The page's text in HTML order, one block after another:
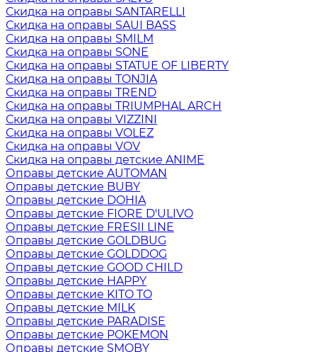
Скидка на оправы SANTARELLI
Скидка на оправы SAUI BASS
Скидка на оправы SMILM
Скидка на оправы SONE
Скидка на оправы STATUE OF LIBERTY
Скидка на оправы TONJIA
Скидка на оправы TREND
Скидка на оправы TRIUMPHAL ARCH
Скидка на оправы VIZZINI
Скидка на оправы VOLEZ
Скидка на оправы VOV
Скидка на оправы детские ANIME
Оправы детские AUTOMAN
Оправы детские BUBY
Оправы детские DOHIA
Оправы детские FIORE D'ULIVO
Оправы детские FRESII LINE
Оправы детские GOLDBUG
Оправы детские GOLDDOG
Оправы детские GOOD CHILD
Оправы детские HAPPY
Оправы детские KITO TO
Оправы детские MILK
Оправы детские PARADISE
Оправы детские POKEMON
Оправы детские SMOBY